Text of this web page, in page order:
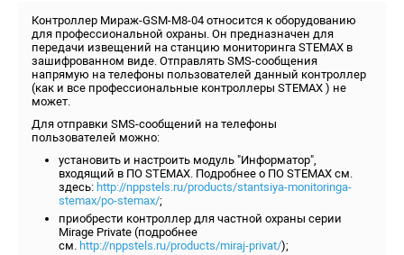
Контроллер Мираж-GSM-M8-04 относится к оборудованию
для профессиональной охраны. Он предназначен для
передачи извещений на станцию мониторинга STEMAX в
зашифрованном виде. Отправлять SMS-сообщения
напрямую на телефоны пользователей данный контроллер
(как и все профессиональные контроллеры STEMAX ) не
может.
Для отправки SMS-сообщений на телефоны
пользователей можно:
установить и настроить модуль "Информатор",
входящий в ПО STEMAX. Подробнее о ПО STEMAX см.
здесь: http://nppstels.ru/products/stantsiya-monitoringa-
stemax/po-stemax/;
приобрести контроллер для частной охраны серии
Mirage Private (подробнее
см. http://nppstels.ru/products/miraj-privat/);